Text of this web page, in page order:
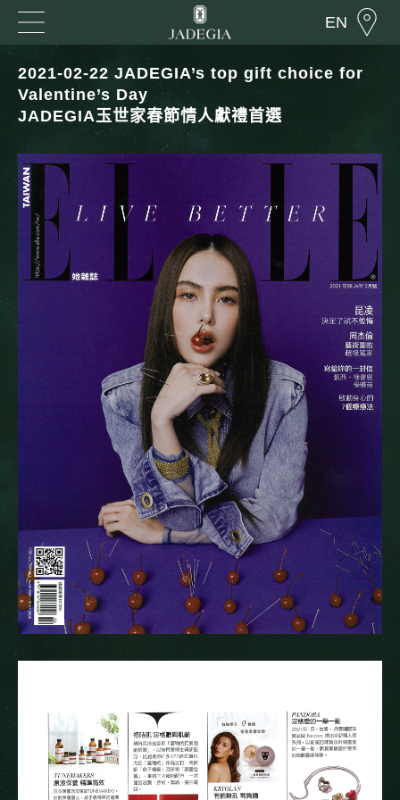
EN
2021-02-22 JADEGIA’s top gift choice for
Valentine’s Day
JADEGIA玉世家春節情人獻禮首選